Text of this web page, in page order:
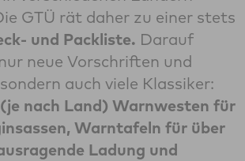
GTÜ rät daher zu einer stets
und Packliste. Darauf
neue Vorschriften und
auch viele Klassiker:
nach Land) Warnwesten für
Warntafeln für über
Ladung und